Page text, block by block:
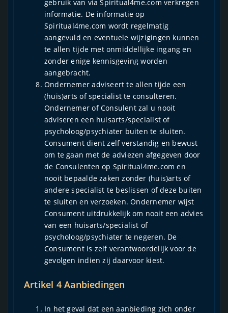
gebruik van via Spiritual4me.com verkregen
informatie. De informatie op
Spiritual4me.com wordt regelmatig
aangevuld en eventuele wijzigingen kunnen
te allen tijde met onmiddellijke ingang en
zonder enige kennisgeving worden
aangebracht.
Ondernemer adviseert te allen tijde een
(huis)arts of specialist te consulteren.
Ondernemer of Consulent zal u nooit
adviseren een huisarts/specialist of
psycholoog/psychiater buiten te sluiten.
Consument dient zelf verstandig en bewust
om te gaan met de adviezen afgegeven door
de Consulenten op Spiritual4me.com en
nooit bepaalde zaken zonder (huis)arts of
andere specialist te beslissen of deze buiten
te sluiten en verzoeken. Ondernemer wijst
Consument uitdrukkelijk om nooit een advies
van een huisarts/specialist of
psycholoog/psychiater te negeren. De
Consument is zelf verantwoordelijk voor de
gevolgen indien zij daarvoor kiest.
Artikel 4 Aanbiedingen
In het geval dat een aanbieding zich onder